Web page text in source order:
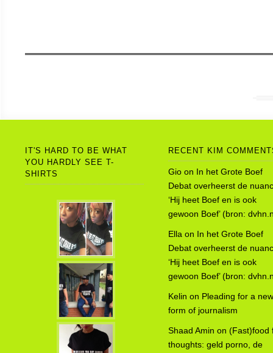
IT'S HARD TO BE WHAT
YOU HARDLY SEE T-
SHIRTS
RECENT KIM
Gio on In het Grote Boef
Debat overheerst de
‘Hij heet Boef en is ook
gewoon Boef’ (bron:
Ella on In het Grote Boef
Debat overheerst de
‘Hij heet Boef en is ook
gewoon Boef’ (bron:
Kelin on Pleading for a new
form of journalism
Shaad Amin on (Fast)food
thoughts: geld porno, de